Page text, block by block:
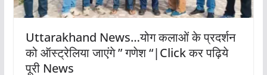
Uttarakhand News…योग कलाओं के प्रदर्शन
को ऑस्ट्रेलिया जाएंगे ” गणेश “|Click कर पढ़िये
पूरी News